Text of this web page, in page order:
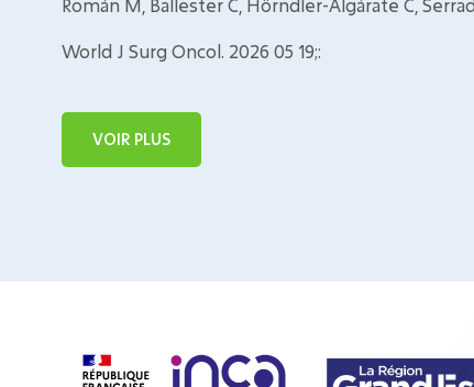
Román M, Ballester C, Hörndler-Algárate C,
World J Surg Oncol. 2026 05 19;:
VOIR PLUS